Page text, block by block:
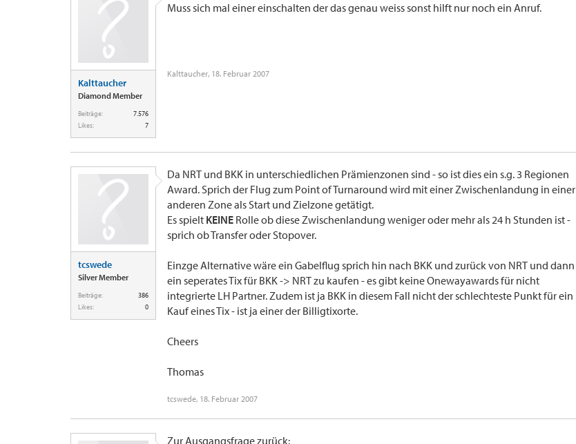
Kalttaucher
Diamond Member
Beiträge:
7.576
Likes:
7
Muss sich mal einer einschalten der das genau weiss sonst hilft nur noch ein Anruf.
Kalttaucher, 18. Februar 2007
tcswede
Silver Member
Beiträge:
386
Likes:
0
Da NRT und BKK in unterschiedlichen Prämienzonen sind - so ist dies ein s.g. 3 Regionen
Award. Sprich der Flug zum Point of Turnaround wird mit einer Zwischenlandung in einer
anderen Zone als Start und Zielzone getätigt.
Es spielt KEINE Rolle ob diese Zwischenlandung weniger oder mehr als 24 h Stunden ist -
sprich ob Transfer oder Stopover.
Einzge Alternative wäre ein Gabelflug sprich hin nach BKK und zurück von NRT und dann
ein seperates Tix für BKK -> NRT zu kaufen - es gibt keine Onewayawards für nicht
integrierte LH Partner. Zudem ist ja BKK in diesem Fall nicht der schlechteste Punkt für ein
Kauf eines Tix - ist ja einer der Billigtixorte.
Cheers
Thomas
tcswede, 18. Februar 2007
Zur Ausgangsfrage zurück: